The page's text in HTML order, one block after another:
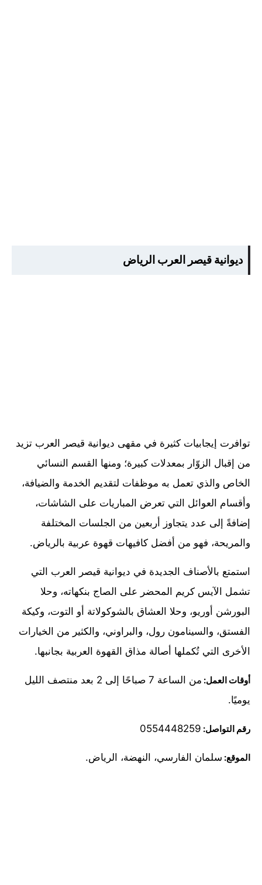
ديوانية قيصر العرب الرياض
توافرت إيجابيات كثيرة في مقهى ديوانية قيصر العرب تزيد
من إقبال الزوّار بمعدلات كبيرة؛ ومنها القسم النسائي
الخاص والذي تعمل به موظفات لتقديم الخدمة والضيافة،
وأقسام العوائل التي تعرض المباريات على الشاشات،
إضافةً إلى عدد يتجاوز أربعين من الجلسات المختلفة
والمريحة، فهو من أفضل كافيهات قهوة عربية بالرياض.
استمتع بالأصناف الجديدة في ديوانية قيصر العرب التي
تشمل الآيس كريم المحضر على الصاج بنكهاته، وحلا
البورشن أوريو، وحلا العشاق بالشوكولاتة أو التوت، وكيكة
الفستق، والسينامون رول، والبراوني، والكثير من الخيارات
الأخرى التي تُكملها أصالة مذاق القهوة العربية بجانبها.
أوقات العمل:
من الساعة 7 صباحًا إلى 2 بعد منتصف الليل
يوميًا.
رقم التواصل: 0554448259
الموقع: سلمان الفارسي، النهضة، الرياض.